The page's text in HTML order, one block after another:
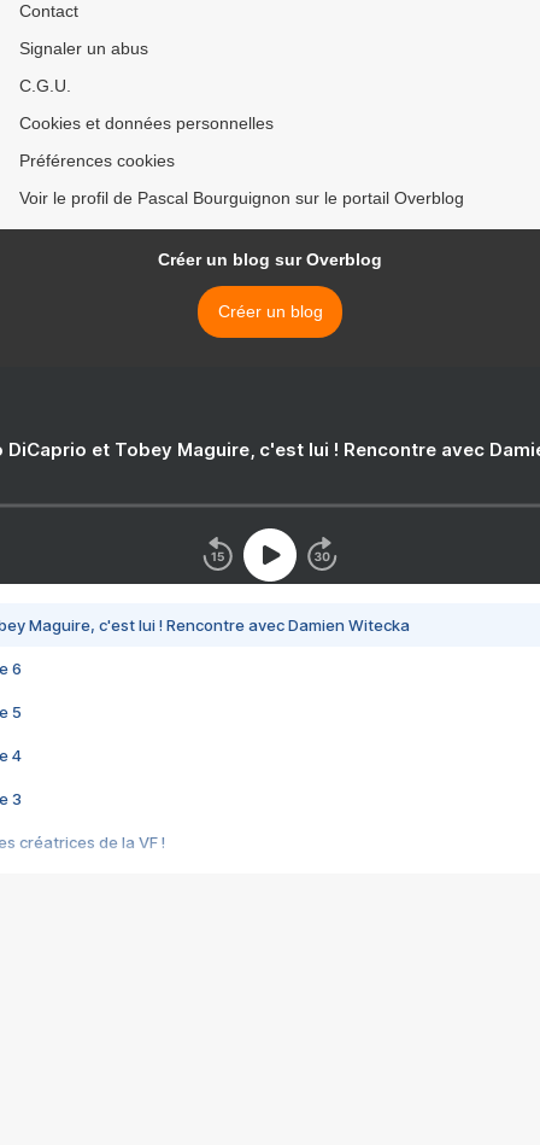
Contact
Signaler un abus
C.G.U.
Cookies et données personnelles
Préférences cookies
Voir le profil de Pascal Bourguignon sur le portail Overblog
Créer un blog sur Overblog
Créer un blog
DiCaprio et Tobey Maguire, c'est lui ! Rencontre avec
Maguire, c'est lui ! Rencontre avec Damien Witecka
6
5
4
3
créatrices de la VF !